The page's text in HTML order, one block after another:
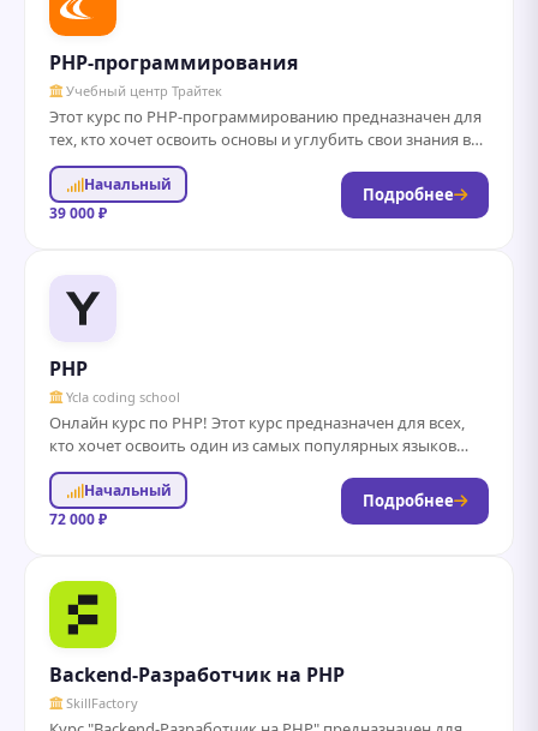
PHP-программирования
Учебный центр Трайтек
Этот курс по PHP-программированию предназначен для
тех, кто хочет освоить основы и углубить свои знания в
области веб-разработки. В ходе...
Начальный
39 000 ₽
Подробнее
PHP
Ycla coding school
Онлайн курс по PHP! Этот курс предназначен для всех,
кто хочет освоить один из самых популярных языков
программирования для веб-разработки....
Начальный
72 000 ₽
Подробнее
Backend-Разработчик на PHP
SkillFactory